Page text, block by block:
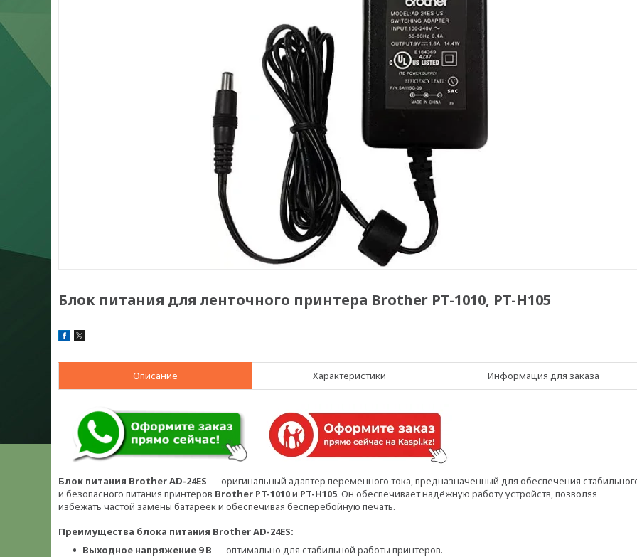
Блок питания для ленточного принтера Brother PT-1010, PT-H105
Описание Характеристики Информация для заказа
Блок питания Brother AD-24ES — оригинальный адаптер переменного тока, предназначенный для обеспечения
и безопасного питания принтеров Brother PT-1010и PT-H105. Он обеспечивает надёжную работу устройств, позволяя
избежать частой замены батареек и обеспечивая бесперебойную печать.
Преимущества блока питания Brother AD-24ES:
Выходное напряжение 9 В — оптимально для стабильной работы принтеров.